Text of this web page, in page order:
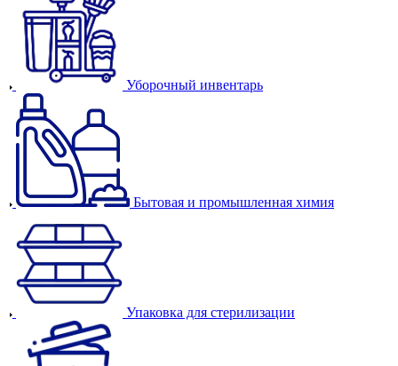
Уборочный инвентарь
Бытовая и промышленная химия
Упаковка для стерилизации